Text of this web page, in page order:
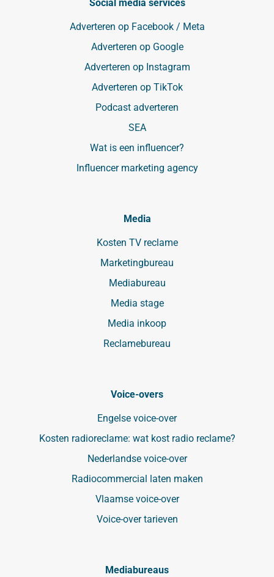
Social media services
Adverteren op Facebook / Meta
Adverteren op Google
Adverteren op Instagram
Adverteren op TikTok
Podcast adverteren
SEA
Wat is een influencer?
Influencer marketing agency
Media
Kosten TV reclame
Marketingbureau
Mediabureau
Media stage
Media inkoop
Reclamebureau
Voice-overs
Engelse voice-over
Kosten radioreclame: wat kost radio reclame?
Nederlandse voice-over
Radiocommercial laten maken
Vlaamse voice-over
Voice-over tarieven
Mediabureaus